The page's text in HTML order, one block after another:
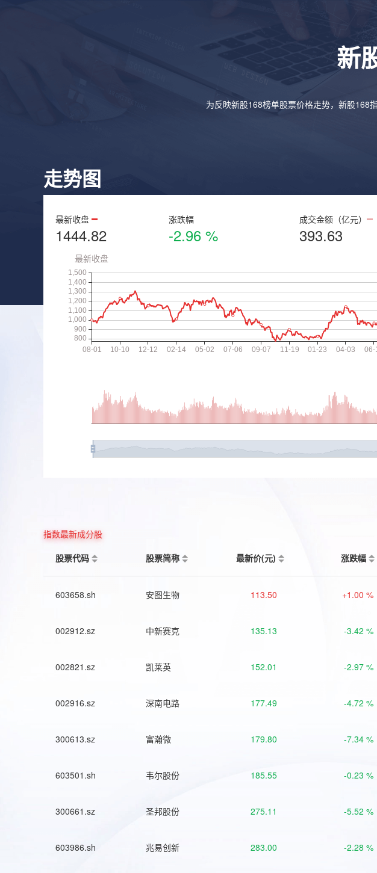
新
为反映新股168榜单股票价格走势，新股168
走势图
最新收盘
1444.82
涨跌幅
-2.96 %
成交金额（亿元）
393.63
指数最新成分股
股票代码
股票简称 最新价(元) 涨跌幅
603658.sh 安图生物 113.50 +1.00 %
002912.sz 中新赛克 135.13 -3.42 %
002821.sz 凯莱英 152.01 -2.97 %
002916.sz 深南电路 177.49 -4.72 %
300613.sz 富瀚微 179.80 -7.34 %
603501.sh 韦尔股份 185.55 -0.23 %
300661.sz 圣邦股份 275.11 -5.52 %
603986.sh 兆易创新 283.00 -2.28 %